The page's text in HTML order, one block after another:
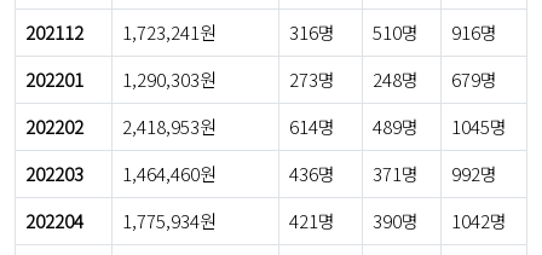
202112
1,723,241원 316명 510명
916명
202201
1,290,303원 273명 248명
679명
202202
2,418,953원 614명 489명
1045명
202203
1,464,460원 436명 371명
992명
202204
1,775,934원 421명 390명
1042명